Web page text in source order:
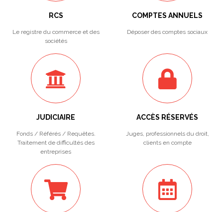
RCS
Le registre du commerce et des
sociétés
COMPTES ANNUELS
Déposer des comptes sociaux
JUDICIAIRE
Fonds / Référés / Requêtes.
Traitement de difficultés des
entreprises
ACCÈS RÉSERVÉS
Juges, professionnels du droit,
clients en compte